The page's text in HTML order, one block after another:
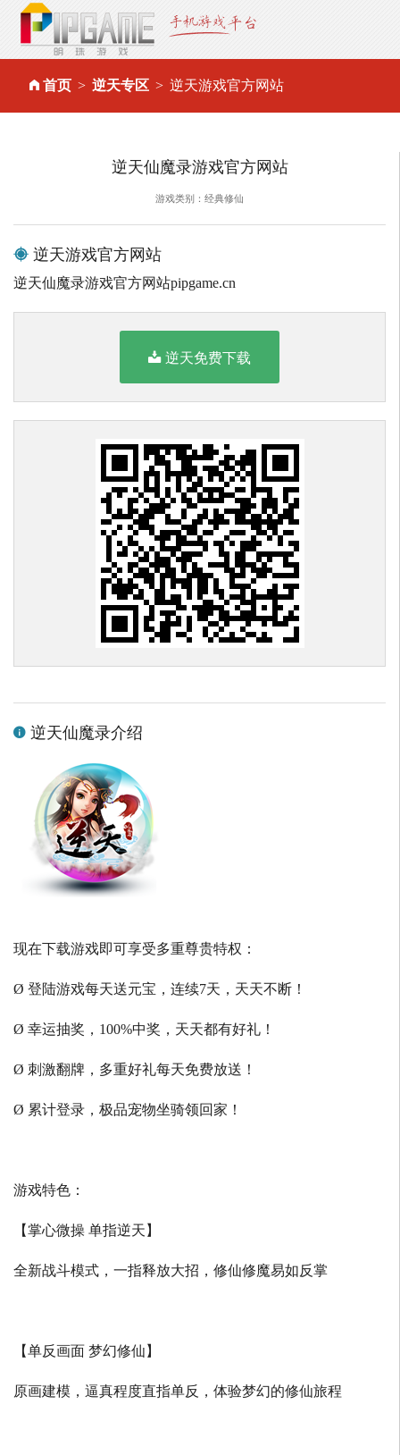
首页 逆天专区 逆天游戏官方网站
逆天仙魔录游戏官方网站
游戏类别：经典修仙
逆天游戏官方网站
逆天仙魔录游戏官方网站pipgame.cn
逆天免费下载
逆天仙魔录介绍
现在下载游戏即可享受多重尊贵特权：
Ø 登陆游戏每天送元宝，连续7天，天天不断！
Ø 幸运抽奖，100%中奖，天天都有好礼！
Ø 刺激翻牌，多重好礼每天免费放送！
Ø 累计登录，极品宠物坐骑领回家！
游戏特色：
【掌心微操 单指逆天】
全新战斗模式，一指释放大招，修仙修魔易如反掌
【单反画面 梦幻修仙】
原画建模，逼真程度直指单反，体验梦幻的修仙旅程